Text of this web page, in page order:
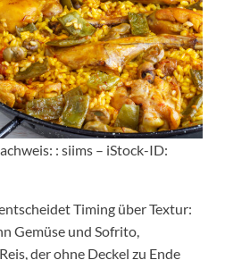
: siims – iStock-ID:
Timing über Textur:
Gemüse und Sofrito,
der ohne Deckel zu Ende